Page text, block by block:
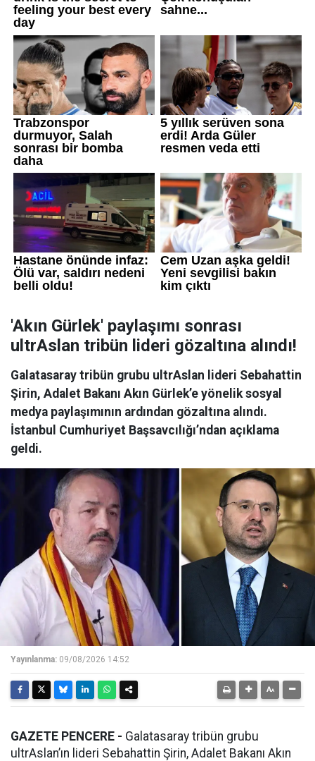
'Akın Gürlek' paylaşımı sonrası
ultrAslan tribün lideri gözaltına alındı!
Galatasaray tribün grubu ultrAslan lideri Sebahattin
Şirin, Adalet Bakanı Akın Gürlek’e yönelik sosyal
medya paylaşımının ardından gözaltına alındı.
İstanbul Cumhuriyet Başsavcılığı’ndan açıklama
geldi.
Yayınlanma: 09/08/2026 14:52
GAZETE PENCERE - Galatasaray tribün grubu
ultrAslan’ın lideri Sebahattin Şirin, Adalet Bakanı Akın